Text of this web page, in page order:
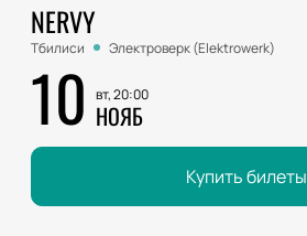
NERVY
Тбилиси Электроверк (Elektrowerk)
10 вт, 20:00
НОЯБ
Купить билеты